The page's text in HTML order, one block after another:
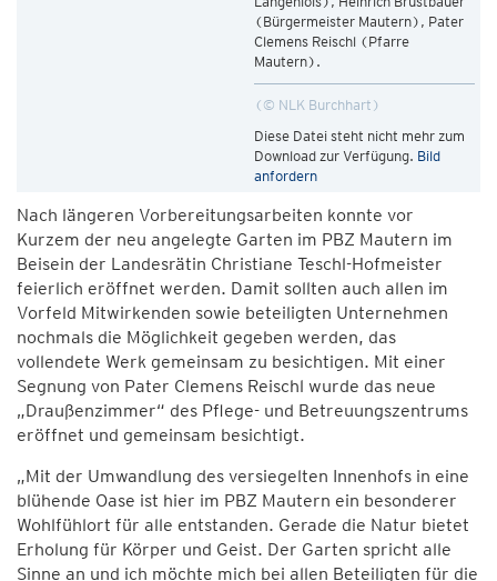
(Bürgermeister Mautern), Pater
Clemens Reischl (Pfarre
Mautern).
© NLK Burchhart
Diese Datei steht nicht mehr zum
Download zur Verfügung. Bild
anfordern
Nach längeren Vorbereitungsarbeiten konnte vor
Kurzem der neu angelegte Garten im PBZ Mautern im
Beisein der Landesrätin Christiane Teschl-Hofmeister
feierlich eröffnet werden. Damit sollten auch allen im
Vorfeld Mitwirkenden sowie beteiligten Unternehmen
nochmals die Möglichkeit gegeben werden, das
vollendete Werk gemeinsam zu besichtigen. Mit einer
Segnung von Pater Clemens Reischl wurde das neue
„Draußenzimmer“ des Pflege- und Betreuungszentrums
eröffnet und gemeinsam besichtigt.
„Mit der Umwandlung des versiegelten Innenhofs in eine
blühende Oase ist hier im PBZ Mautern ein besonderer
Wohlfühlort für alle entstanden. Gerade die Natur bietet
Erholung für Körper und Geist. Der Garten spricht alle
Sinne an und ich möchte mich bei allen Beteiligten für die